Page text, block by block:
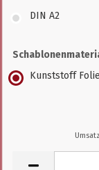
DIN A2
Kunststoff Folie